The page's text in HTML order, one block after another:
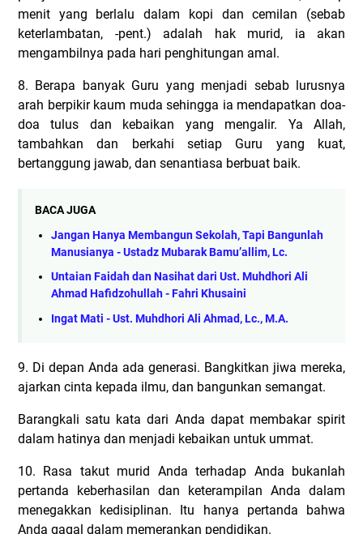
menit yang berlalu dalam kopi dan cemilan (sebab
keterlambatan, -pent.) adalah hak murid, ia akan
mengambilnya pada hari penghitungan amal.
8. Berapa banyak Guru yang menjadi sebab lurusnya
arah berpikir kaum muda sehingga ia mendapatkan doa-
doa tulus dan kebaikan yang mengalir. Ya Allah,
tambahkan dan berkahi setiap Guru yang kuat,
bertanggung jawab, dan senantiasa berbuat baik.
BACA JUGA
Jangan Hanya Membangun Sekolah, Tapi Bangunlah
Manusianya - Ustadz Mubarak Bamu’allim, Lc.
Untaian Faidah dan Nasihat dari Ust. Muhdhori Ali
Ahmad Hafidzohullah - Fahri Khusaini
Ingat Mati - Ust. Muhdhori Ali Ahmad, Lc., M.A.
9. Di depan Anda ada generasi. Bangkitkan jiwa mereka,
ajarkan cinta kepada ilmu, dan bangunkan semangat.
Barangkali satu kata dari Anda dapat membakar spirit
dalam hatinya dan menjadi kebaikan untuk ummat.
10. Rasa takut murid Anda terhadap Anda bukanlah
pertanda keberhasilan dan keterampilan Anda dalam
menegakkan kedisiplinan. Itu hanya pertanda bahwa
Anda gagal dalam memerankan pendidikan.